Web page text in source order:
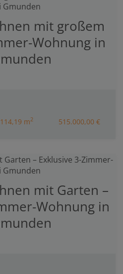
mit großem
Wohnung in
m2 515.000,00 €
mit Garten –
Wohnung in